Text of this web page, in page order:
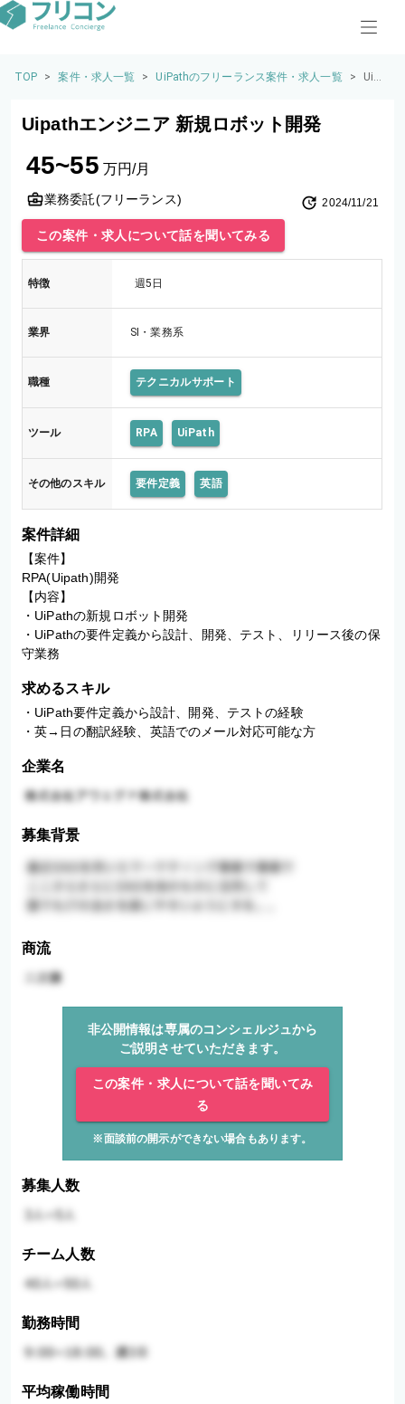
TOP > 案件・求人一覧 > UiPathのフリーランス案件・求人一覧 >
Uipa
Uipathエンジニア 新規ロボット開発
45~55 万円/月
業務委託(フリーランス) 2024/11/21
この案件・求人について話を聞いてみる
特徴 週5日
業界 SI・業務系
職種 テクニカルサポート
ツール RPA UiPath
その他のスキル 要件定義 英語
案件詳細
【案件】
RPA(Uipath)開発
【内容】
・UiPathの新規ロボット開発
・UiPathの要件定義から設計、開発、テスト、リリース後の保
守業務
求めるスキル
・UiPath要件定義から設計、開発、テストの経験
・英→日の翻訳経験、英語でのメール対応可能な方
企業名
募集背景
商流
非公開情報は専属のコンシェルジュから
ご説明させていただきます。
この案件・求人について話を聞いてみ
る
※面談前の開示ができない場合もあります。
募集人数
チーム人数
勤務時間
平均稼働時間